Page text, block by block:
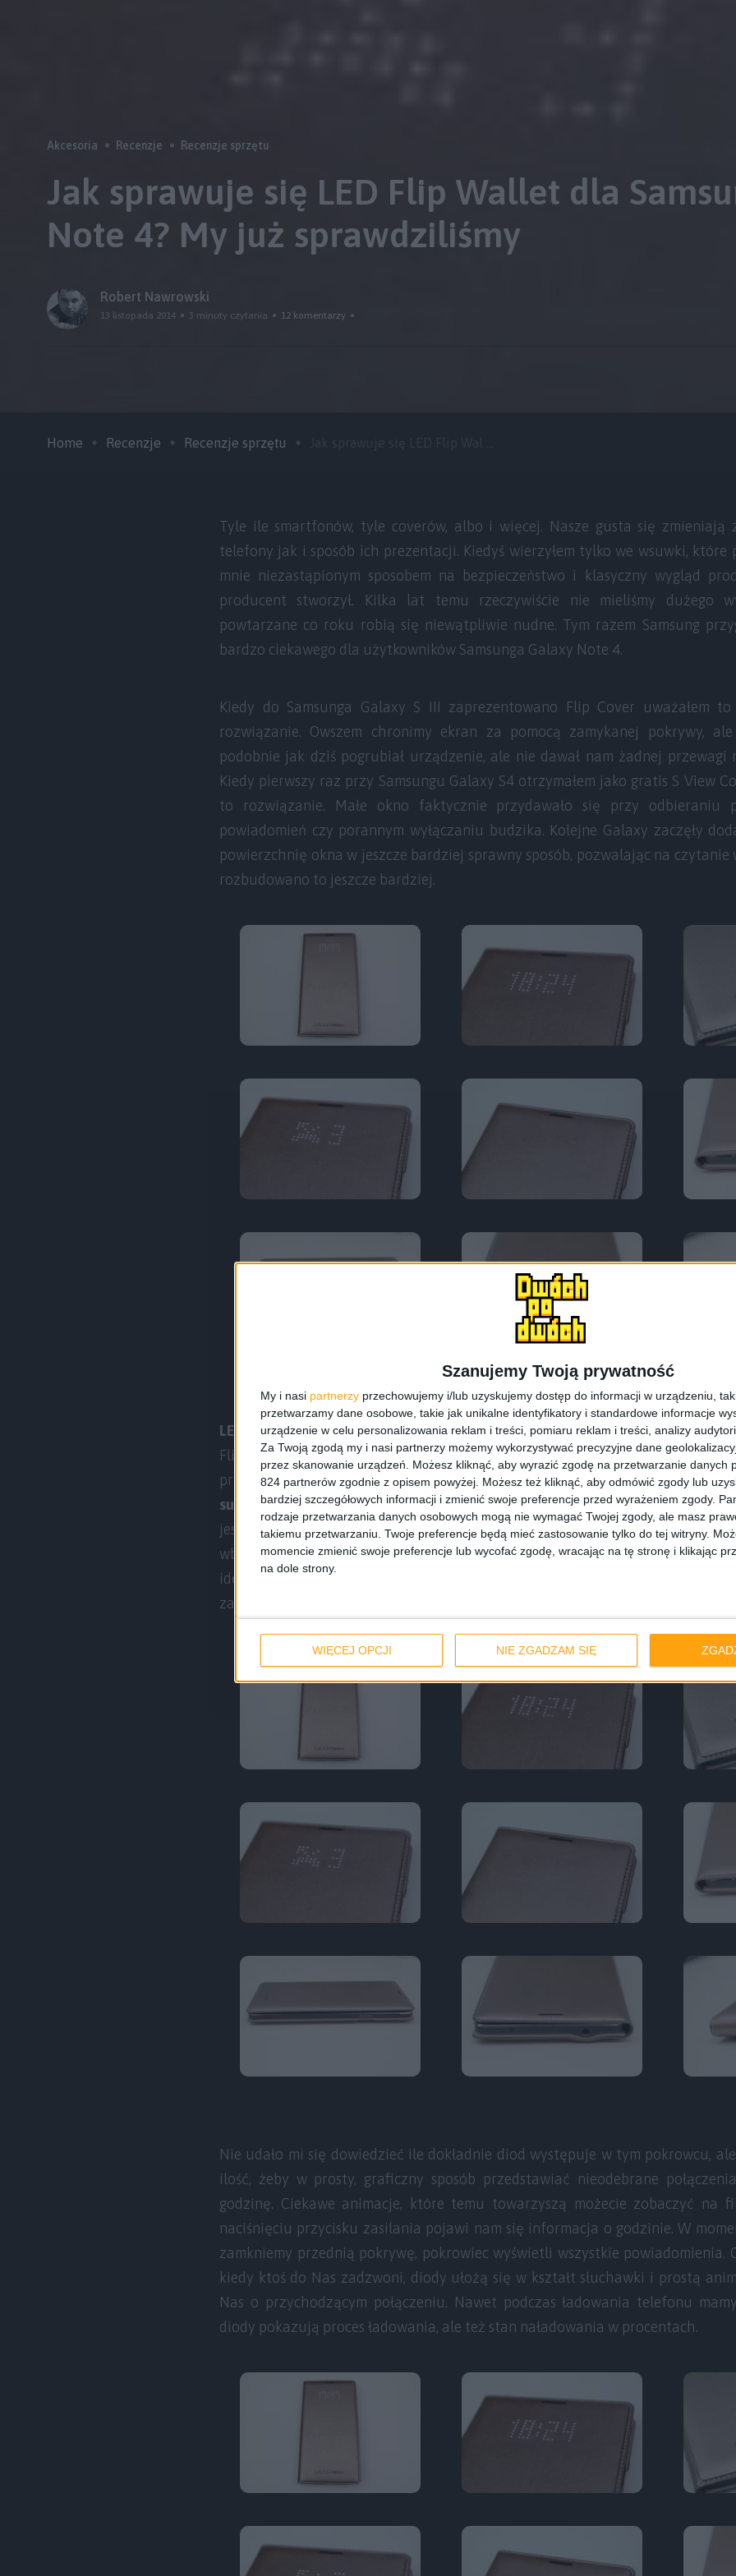
Szanujemy Twoją prywatność
My i nasi partnerzy przechowujemy i/lub uzyskujemy dostęp do informacji w urządzeniu,
przetwarzamy dane osobowe, takie jak unikalne identyfikatory i standardowe informacje
urządzenie w celu personalizowania reklam i treści, pomiaru reklam i treści, analizy
Za Twoją zgodą my i nasi partnerzy możemy wykorzystywać precyzyjne dane
przez skanowanie urządzeń. Możesz kliknąć, aby wyrazić zgodę na przetwarzanie danych
824 partnerów zgodnie z opisem powyżej. Możesz też kliknąć, aby odmówić zgody lub
bardziej szczegółowych informacji i zmienić swoje preferencje przed wyrażeniem zgody.
rodzaje przetwarzania danych osobowych mogą nie wymagać Twojej zgody, ale masz
takiemu przetwarzaniu. Twoje preferencje będą mieć zastosowanie tylko do tej witryny.
momencie zmienić swoje preferencje lub wycofać zgodę, wracając na tę stronę i klikając
na dole strony.
WIĘCEJ OPCJI NIE ZGADZAM SIĘ
Akcesoria Recenzje Recenzje sprzętu
Jak sprawuje się LED Flip Wallet dla
Note 4? My już sprawdziliśmy
Robert Nawrowski
13 listopada 2014 3 minuty czytania 12 komentarzy
Home Recenzje Recenzje sprzętu
Tyle ile smartfonów, tyle coverów, albo i więcej. Nasze gusta się zmieniają
telefony jak i sposób ich prezentacji. Kiedyś wierzyłem tylko we wsuwki, które
mnie niezastąpionym sposobem na bezpieczeństwo i klasyczny wygląd
producent stworzył. Kilka lat temu rzeczywiście nie mieliśmy dużego
powtarzane co roku robią się niewątpliwie nudne. Tym razem Samsung
bardzo ciekawego dla użytkowników Samsunga Galaxy Note 4.
Kiedy do Samsunga Galaxy S III zaprezentowano Flip Cover uważałem
rozwiązanie. Owszem chronimy ekran za pomocą zamykanej pokrywy,
podobnie jak dziś pogrubiał urządzenie, ale nie dawał nam żadnej przewagi
Kiedy pierwszy raz przy Samsungu Galaxy S4 otrzymałem jako gratis S View
to rozwiązanie. Małe okno faktycznie przydawało się przy odbieraniu
powiadomień czy porannym wyłączaniu budzika. Kolejne Galaxy zaczęły
powierzchnię okna w jeszcze bardziej sprawny sposób, pozwalając na czytanie
rozbudowano to jeszcze bardziej.
LED Flip Wallet to połączenie dwóch pomysłów, które rzeczywiście mogą się
Flip Wallet nie oznacza nic więcej niż to, że pod ruchomą klapką mamy
prawo jazdy, dowód osobisty czy niewielką ilość banknotów (znamy to już
subtelny dodatek LED sprawia, że pokrowiec staje się niesamowitym
jest z materiału, który jest nieco chropowaty i mieni się odbijając światło.
wbrew pozorom poważnie. Nie, to nie jest faktura w stylu Swarovski więc
identycznych wymiarów jak S View Cover i dzięki swojej grubszej tylnej
zarysowaniem. Przejdźmy jednak do tego co najważniejsze.
Nie udało mi się dowiedzieć ile dokładnie diod występuje w tym pokrowcu,
ilość, żeby w prosty, graficzny sposób przedstawiać nieodebrane
godzinę. Ciekawe animacje, które temu towarzyszą możecie zobaczyć na
naciśnięciu przycisku zasilania pojawi nam się informacja o godzinie. W
zamkniemy przednią pokrywę, pokrowiec wyświetli wszystkie powiadomienia.
kiedy ktoś do Nas zadzwoni, diody ułożą się w kształt słuchawki i prostą
Nas o przychodzącym połączeniu. Nawet podczas ładowania telefonu
diody pokazują proces ładowania, ale też stan naładowania w procentach.